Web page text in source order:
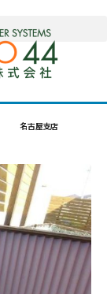
名古屋支店